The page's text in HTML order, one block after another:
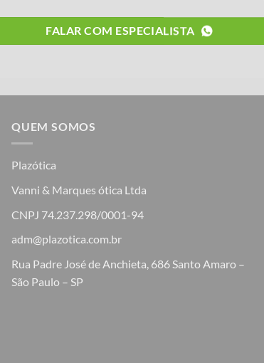
FALAR COM ESPECIALISTA
QUEM SOMOS
Plazótica
Vanni & Marques ótica Ltda
CNPJ 74.237.298/0001-94
adm@plazotica.com.br
Rua Padre José de Anchieta, 686 Santo Amaro –
São Paulo – SP